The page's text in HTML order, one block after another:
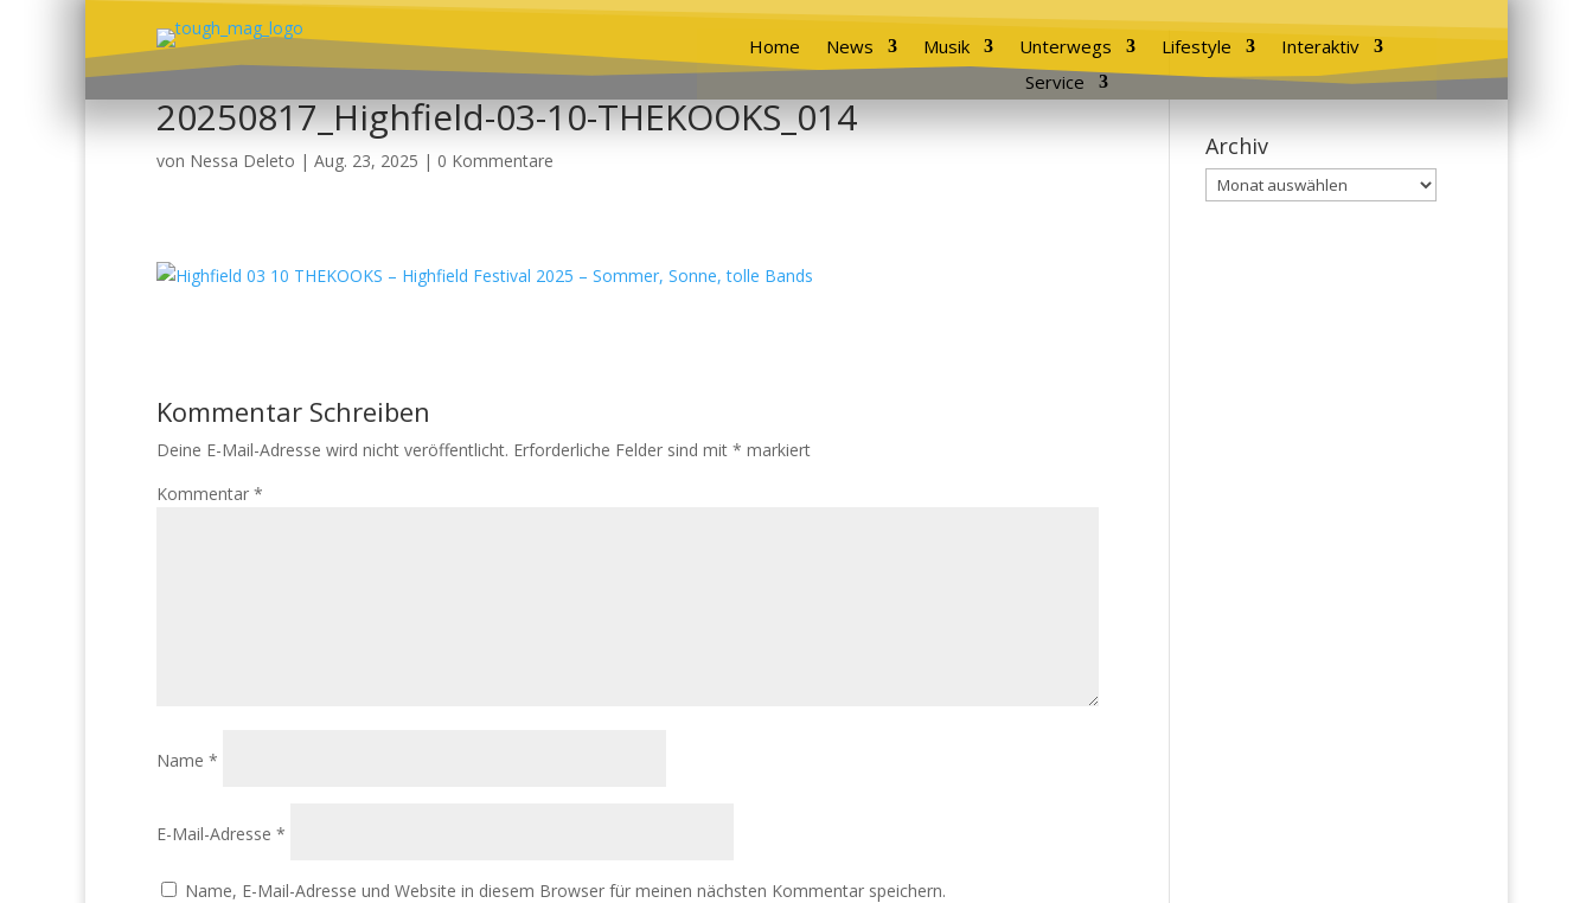
Home News Musik Unterwegs Lifestyle
Interaktiv
Service
20250817_Highfield-03-10-THEKOOKS_014
von Nessa Deleto | Aug. 23, 2025 | 0 Kommentare
Kommentar Schreiben
Deine E-Mail-Adresse wird nicht veröffentlicht. Erforderliche Felder sind mit * markiert
Kommentar *
Name *
E-Mail-Adresse *
Name, E-Mail-Adresse und Website in diesem Browser für meinen nächsten Kommentar speichern.
Archiv
Archiv